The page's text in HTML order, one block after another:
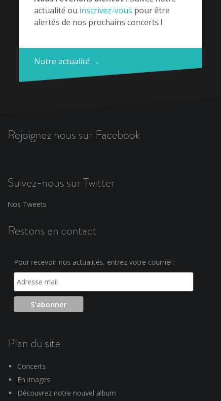
actualité ou inscrivez-vous pour être
alertés de nos prochains concerts !
Notre actualité →
Rejoignez nous sur Facebook
Suivez-nous sur Twitter
Nos Tweets
Restons en contact
Pour recevoir nos actualités, entrez votre courriel :
Plan du site
Concerts
En images
Découvrez notre nouvel album